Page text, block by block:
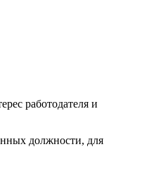
работодателя и
должности, для